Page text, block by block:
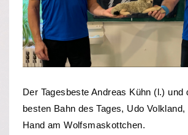
Der Tagesbeste Andreas Kühn (l.) und
besten Bahn des Tages, Udo Volkland,
Hand am Wolfsmaskottchen.